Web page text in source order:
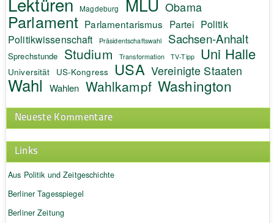
Magdeburg MLU Obama
Parlament Parlamentarismus Partei Politik
Politikwissenschaft Präsidentschaftswahl Sachsen-Anhalt
Sprechstunde Studium Transformation TV-Tipp Uni Halle
Universität US-Kongress USA Vereinigte Staaten
Wahl Wahlen Wahlkampf Washington
Neueste Kommentare
Links
Aus Politik und Zeitgeschichte
Berliner Tagesspiegel
Berliner Zeitung